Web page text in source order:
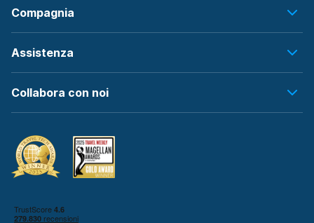
Compagnia
Assistenza
Collabora con noi